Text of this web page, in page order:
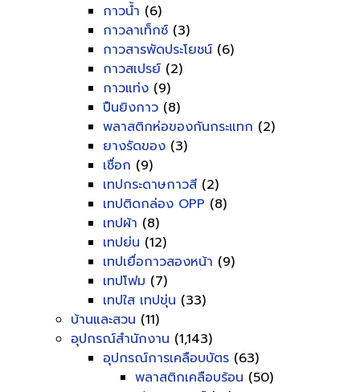
กาวน้ำ (6)
กาวลาเท็กซ์ (3)
กาวสารพัดประโยชน์ (6)
กาวสเปรย์ (2)
กาวแท่ง (9)
ปืนยิงกาว (8)
พลาสติกห่อของกันกระแทก (2)
ยางรัดของ (3)
เชื่อก (9)
เทปกระดาษกาวสี (2)
เทปติดกล่อง OPP (8)
เทปผ้า (8)
เทปย่น (12)
เทปเยื่อกาวสองหน้า (9)
เทปโฟม (7)
เทปใส เทปขุ่น (33)
บ้านและสวน (11)
อุปกรณ์สำนักงาน (1,143)
อุปกรณ์การเคลือบบัตร (63)
พลาสติกเคลือบร้อน (50)